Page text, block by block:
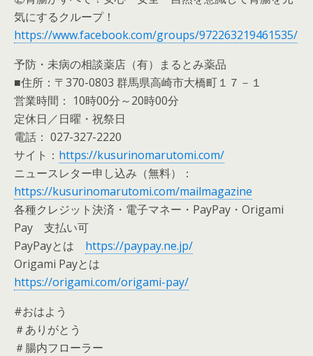
気にするクループ！
https://www.facebook.com/groups/972263219461535/
予防・未病の相談薬店（有）まるとみ薬品
■住所：〒370-0803 群馬県高崎市大橋町１７－１
営業時間： 10時00分～20時00分
定休日／日曜・祝祭日
電話： 027-327-2220
サイト： https://kusurinomarutomi.com/
ニュースレター申し込み（無料）：
https://kusurinomarutomi.com/mailmagazine
各種クレジット決済・電子マネー・PayPay・Origami
Pay 支払い可
PayPayとは https://paypay.ne.jp/
Origami Payとは
https://origami.com/origami-pay/
#おはよう
＃ありがとう
＃腸内フローラー